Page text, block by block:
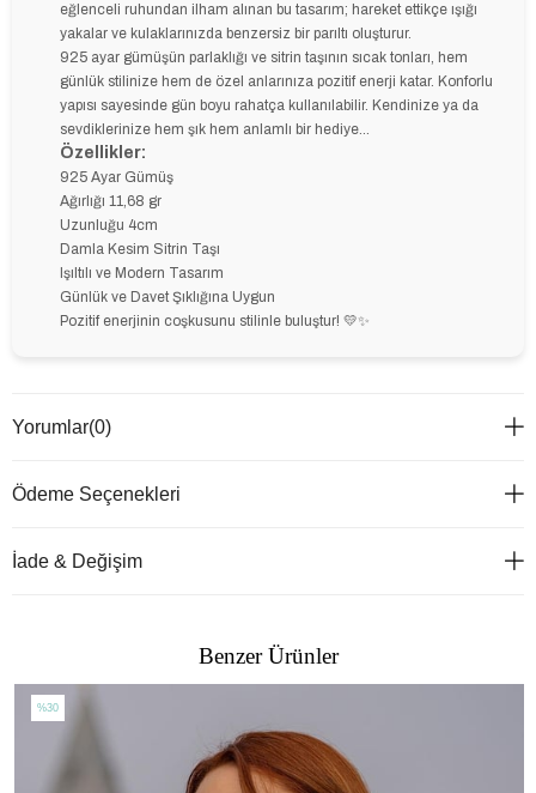
eğlenceli ruhundan ilham alınan bu tasarım; hareket ettikçe ışığı
yakalar ve kulaklarınızda benzersiz bir parıltı oluşturur.
925 ayar gümüşün parlaklığı ve sitrin taşının sıcak tonları, hem
günlük stilinize hem de özel anlarınıza pozitif enerji katar. Konforlu
yapısı sayesinde gün boyu rahatça kullanılabilir. Kendinize ya da
sevdiklerinize hem şık hem anlamlı bir hediye…
Özellikler:
925 Ayar Gümüş
Ağırlığı 11,68 gr
Uzunluğu 4cm
Damla Kesim Sitrin Taşı
Işıltılı ve Modern Tasarım
Günlük ve Davet Şıklığına Uygun
Pozitif enerjinin coşkusunu stilinle buluştur! 💛✨
Yorumlar(0)
Ödeme Seçenekleri
İade & Değişim
Benzer Ürünler
%30